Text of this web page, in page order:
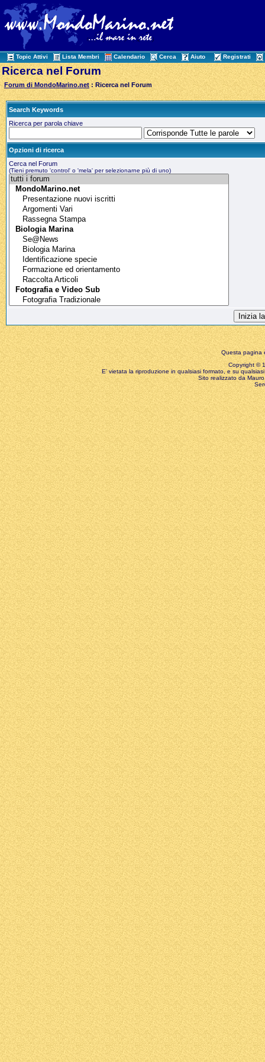
Topic Attivi Lista Membri Calendario Cerca Aiuto Registrati
Ricerca nel Forum
Forum di MondoMarino.net : Ricerca nel Forum
Search Keywords
Ricerca per parola chiave
Opzioni di ricerca
Cerca nel Forum
(Tieni premuto 'control' o 'mela' per selezionarne più di uno)
Questa pagina
Copyright ©
E' vietata la riproduzione in qualsiasi formato, e su
Sito realizzato da